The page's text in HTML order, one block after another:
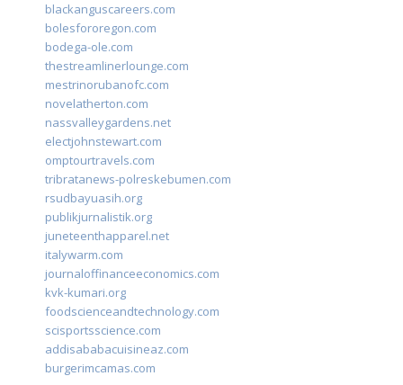
blackanguscareers.com
bolesfororegon.com
bodega-ole.com
thestreamlinerlounge.com
mestrinorubanofc.com
novelatherton.com
nassvalleygardens.net
electjohnstewart.com
omptourtravels.com
tribratanews-polreskebumen.com
rsudbayuasih.org
publikjurnalistik.org
juneteenthapparel.net
italywarm.com
journaloffinanceeconomics.com
kvk-kumari.org
foodscienceandtechnology.com
scisportsscience.com
addisababacuisineaz.com
burgerimcamas.com